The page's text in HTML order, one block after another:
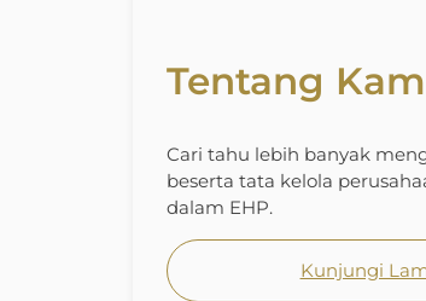
Tentang
Cari tahu lebih banyak
beserta tata kelola
dalam EHP.
Kunjungi